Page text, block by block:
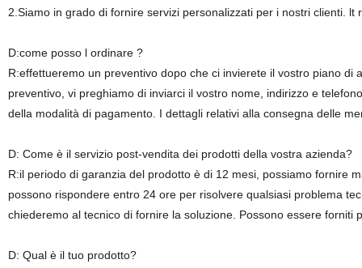
2.Siamo in grado di fornire servizi personalizzati per i nostri clienti. lt
D:come posso l ordinare ?
R:effettueremo un preventivo dopo che ci invierete il vostro piano
preventivo, vi preghiamo di inviarci il vostro nome, indirizzo e
della modalità di pagamento. I dettagli relativi alla consegna delle
D: Come è il servizio post-vendita dei prodotti della vostra azienda?
R:il periodo di garanzia del prodotto è di 12 mesi, possiamo fornire
possono rispondere entro 24 ore per risolvere qualsiasi problema
chiederemo al tecnico di fornire la soluzione. Possono essere forniti
D: Qual è il tuo prodotto?